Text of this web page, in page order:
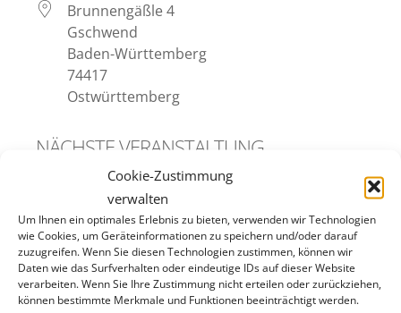
Cookie-Zustimmung
verwalten
Um Ihnen ein optimales Erlebnis zu bieten, verwenden wir Technologien
wie Cookies, um Geräteinformationen zu speichern und/oder darauf
zuzugreifen. Wenn Sie diesen Technologien zustimmen, können wir
Daten wie das Surfverhalten oder eindeutige IDs auf dieser Website
verarbeiten. Wenn Sie Ihre Zustimmung nicht erteilen oder zurückziehen,
können bestimmte Merkmale und Funktionen beeinträchtigt werden.
Brunnengäßle 4
Gschwend
Baden-Württemberg
74417
Ostwürttemberg
NÄCHSTE VERANSTALTUNG
Keine bevorstehenden Veranstaltungen
Bevorstehende
Veranstaltungen